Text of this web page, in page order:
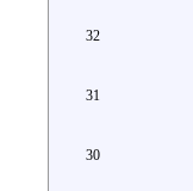
32
31
30